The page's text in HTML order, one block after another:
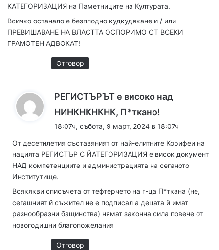
КАТЕГОРИЗАЦИЯ на Паметниците на Културата.
Всичко останало е безплодно кудкудякане и / или
ПРЕВИШАВАНЕ НА ВЛАСТТА ОСПОРИМО ОТ ВСЕКИ
ГРАМОТЕН АДВОКАТ!
Отговор
РЕГИСТЪРЪТ е високо над
НИНКНКНКНК, П*ткано!
а
а
18:07ч, събота, 9 март, 2024 в 18:07ч
От десетилетия съставяният от най-елитните Корифеи на
нацията РЕГИСТЪР С ЙАТЕГОРИЗАЦИЯ е висок документ
НАД компетенциите и администрацията на сеганото
Институтище.
Всякякви списъчета от тефтерчето на г-ца П*ткана (не,
сегашният й съжител не е подписал а децата й имат
разнообразни бащинства) нямат законна сила повече от
новогодишни благопожелания
Отговор